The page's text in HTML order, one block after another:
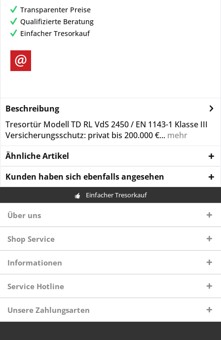
Transparenter Preise
Qualifizierte Beratung
Einfacher Tresorkauf
Beschreibung
Tresortür Modell TD RL VdS 2450 / EN 1143-1 Klasse III
Versicherungsschutz: privat bis 200.000 €... mehr
Ähnliche Artikel
Kunden haben sich ebenfalls angesehen
Einfacher Tresorkauf
Über uns
Shop Service
Informationen
Service Hotline
Unsere Zahlungsarten